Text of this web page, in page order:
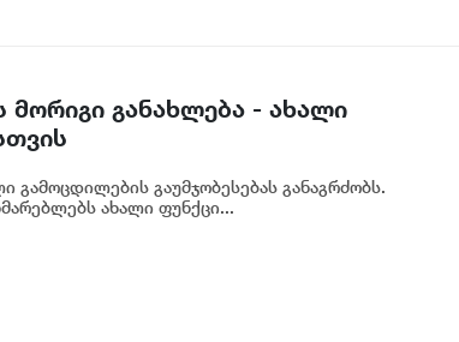
მორიგი განახლება - ახალი
გაუმჯობესებას განაგრძობს.
ახალი ფუნქცი...